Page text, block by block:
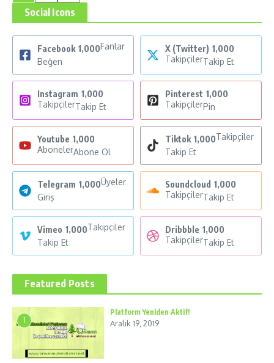
Social Icons
Facebook 1,000Fanlar
Beğen
X (Twitter) 1,000
TakipçilerTakip Et
Instagram 1,000
TakipçilerTakip Et
Pinterest 1,000
TakipçilerPin
Youtube 1,000
AbonelerAbone Ol
Tiktok 1,000Takipçiler
Takip Et
Telegram 1,000Üyeler
Giriş
Soundcloud 1,000
TakipçilerTakip Et
Vimeo 1,000Takipçiler
Takip Et
Dribbble 1,000
TakipçilerTakip Et
Featured Posts
1
Platform Yeniden Aktif!
Aralık 19, 2019